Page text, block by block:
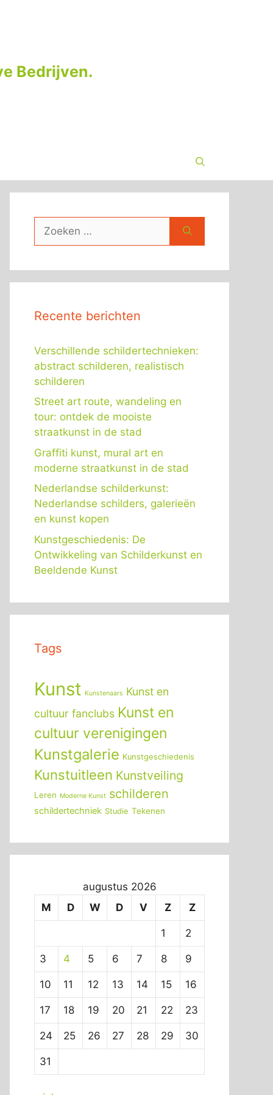
Bedrijven.
naar:
Recente berichten
Verschillende schildertechnieken:
abstract schilderen, realistisch
schilderen
Street art route, wandeling en
tour: ontdek de mooiste
straatkunst in de stad
Graffiti kunst, mural art en
moderne straatkunst in de stad
Nederlandse schilderkunst:
Nederlandse schilders, galerieën
en kunst kopen
Kunstgeschiedenis: De
Ontwikkeling van Schilderkunst en
Beeldende Kunst
Tags
Kunst Kunstenaars Kunst en
cultuur fanclubs Kunst en
cultuur verenigingen
Kunstgalerie Kunstgeschiedenis
Kunstuitleen Kunstveiling
Leren Moderne Kunst schilderen
schildertechniek Studie Tekenen
augustus 2026
M
D W D V Z Z
1 2
3 4 5 6 7 8 9
10 11 12 13 14 15 16
17 18 19 20 21 22 23
24 25 26 27 28 29 30
31